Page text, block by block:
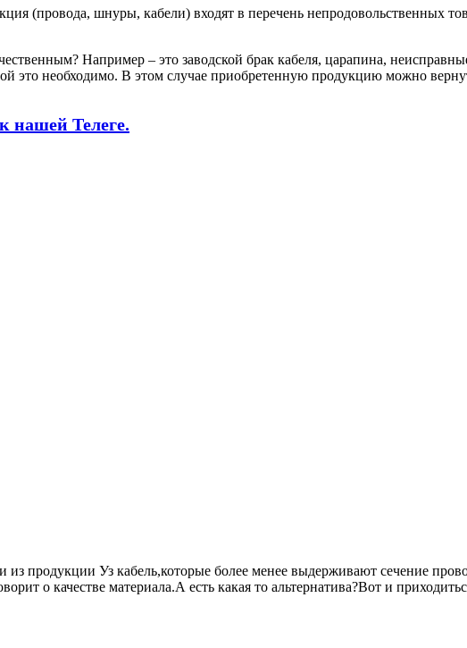
(провода, шнуры, кабели) входят в перечень непродовольственных
Например – это заводской брак кабеля, царапина,
это необходимо. В этом случае приобретенную продукцию можно
нашей Телеге.
из продукции Уз кабель,которые более менее выдерживают сечение
о качестве материала.А есть какая то альтернатива?Вот и